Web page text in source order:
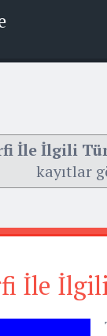
İle İlgili
kayıtlar
İle